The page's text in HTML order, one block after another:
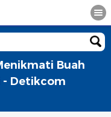
Buah
- Detikcom